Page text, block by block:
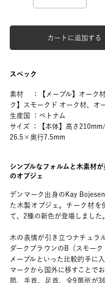
カートに追加する
スペック
素材 ：【メープル】オーク
ク】スモークド オーク材、オ
生産国 ：ベトナム
サイズ ：【本体】高さ
26.5×奥行7.5mm
シンプルなフォルムと木素材
のオブジェ
デンマーク出身のKay
た木製オブジェ。チーク材を
て、2種の新色が登場しました。
木の表情が引き立つナチュラ
ダークブラウンのB（スモー
メープルといった比較的手に
マークから国外に移すことで
節、手首、足首、全9箇所が